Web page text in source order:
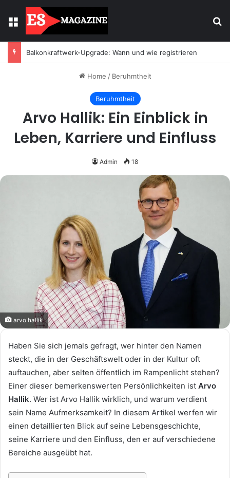
Menu
Balkonkraftwerk-Upgrade: Wann und wie registrieren
Home / Beruhmtheit
Beruhmtheit
Arvo Hallik: Ein Einblick in
Leben, Karriere und Einfluss
Admin 18
arvo hallik
Haben Sie sich jemals gefragt, wer hinter den Namen
steckt, die in der Geschäftswelt oder in der Kultur oft
auftauchen, aber selten öffentlich im Rampenlicht stehen?
Einer dieser bemerkenswerten Persönlichkeiten ist Arvo
Hallik. Wer ist Arvo Hallik wirklich, und warum verdient
sein Name Aufmerksamkeit? In diesem Artikel werfen wir
einen detaillierten Blick auf seine Lebensgeschichte,
seine Karriere und den Einfluss, den er auf verschiedene
Bereiche ausgeübt hat.